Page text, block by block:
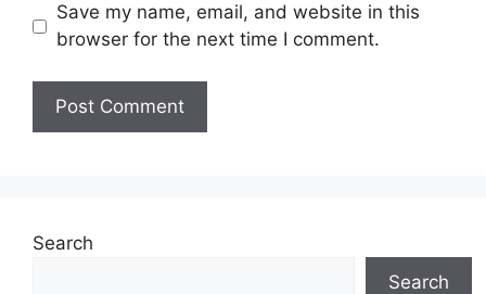
Save my name, email, and website in this
browser for the next time I comment.
Search
Search